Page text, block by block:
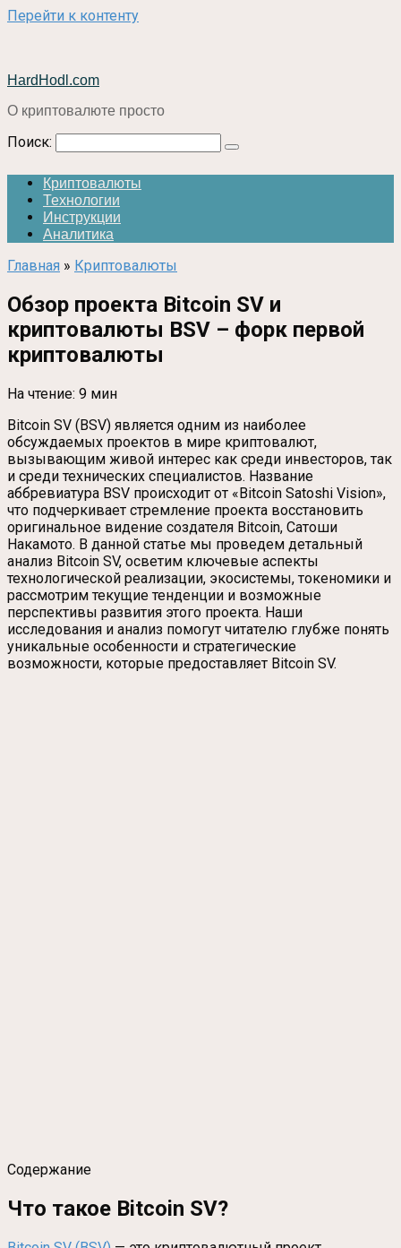
Перейти к контенту
HardHodl.com
О криптовалюте просто
Поиск:
Криптовалюты
Технологии
Инструкции
Аналитика
Главная » Криптовалюты
Обзор проекта Bitcoin SV и
криптовалюты BSV – форк первой
криптовалюты
На чтение: 9 мин
Bitcoin SV (BSV) является одним из наиболее
обсуждаемых проектов в мире криптовалют,
вызывающим живой интерес как среди инвесторов, так
и среди технических специалистов. Название
аббревиатура BSV происходит от «Bitcoin Satoshi Vision»,
что подчеркивает стремление проекта восстановить
оригинальное видение создателя Bitcoin, Сатоши
Накамото. В данной статье мы проведем детальный
анализ Bitcoin SV, осветим ключевые аспекты
технологической реализации, экосистемы, токеномики и
рассмотрим текущие тенденции и возможные
перспективы развития этого проекта. Наши
исследования и анализ помогут читателю глубже понять
уникальные особенности и стратегические
возможности, которые предоставляет Bitcoin SV.
Содержание
Что такое Bitcoin SV?